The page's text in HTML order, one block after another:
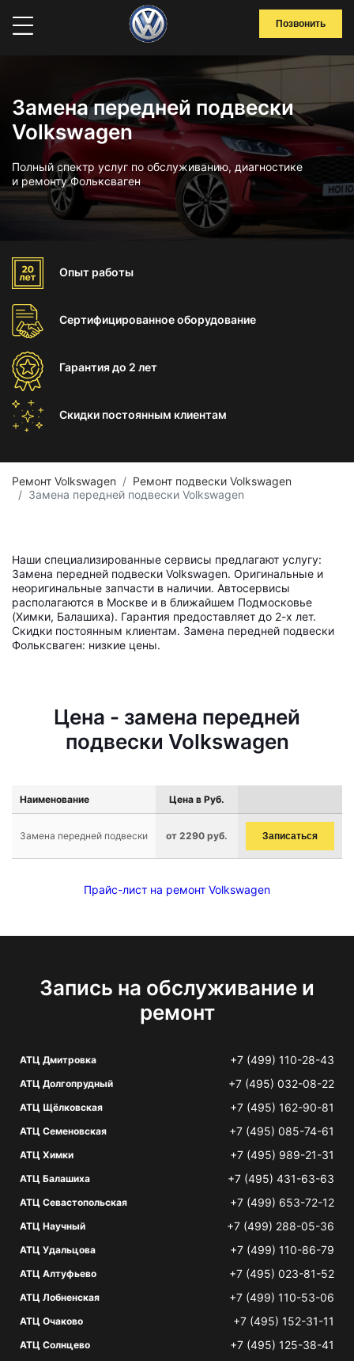
Позвонить
Замена передней подвески
Volkswagen
Полный спектр услуг по обслуживанию, диагностике
и ремонту Фольксваген
Опыт работы
Сертифицированноеоборудование
Гарантиядо 2 лет
Скидки постоянным клиентам
Ремонт Volkswagen
Ремонт подвески Volkswagen
Замена передней подвески Volkswagen
Наши специализированные сервисы предлагают услугу:
Замена передней подвески Volkswagen. Оригинальные и
неоригинальные запчасти в наличии. Автосервисы
располагаются в Москве и в ближайшем Подмосковье
(Химки, Балашиха). Гарантия предоставляет до 2-х лет.
Скидки постоянным клиентам. Замена передней подвески
Фольксваген: низкие цены.
Цена - замена передней
подвески Volkswagen
Наименование Цена в Руб.
Замена передней подвески от 2290 руб. Записаться
Прайс-лист на ремонт Volkswagen
Запись на обслуживание и
ремонт
АТЦ Дмитровка +7 (499) 110-28-43
АТЦ Долгопрудный +7 (495) 032-08-22
АТЦ Щёлковская +7 (495) 162-90-81
АТЦ Семеновская +7 (495) 085-74-61
АТЦ Химки +7 (495) 989-21-31
АТЦ Балашиха +7 (495) 431-63-63
АТЦ Севастопольская +7 (499) 653-72-12
АТЦ Научный +7 (499) 288-05-36
АТЦ Удальцова +7 (499) 110-86-79
АТЦ Алтуфьево +7 (495) 023-81-52
АТЦ Лобненская +7 (499) 110-53-06
АТЦ Очаково +7 (495) 152-31-11
АТЦ Солнцево +7 (495) 125-38-41